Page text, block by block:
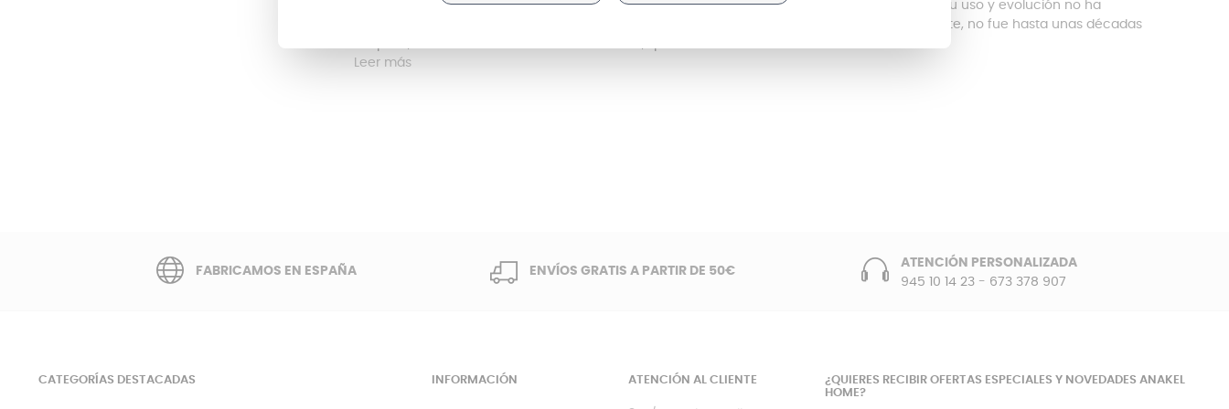
Desde que apareciera el primer horno de gas en 1826 y se popularizara su uso en el siglo XX, su uso y evolución no ha
cesado. A finales del siglo XIX surgieron los primeros modelos de hornos eléctricos , no obstante, no fue hasta unas décadas
Leer más
FABRICAMOS EN ESPAÑA ENVÍOS GRATIS A PARTIR DE 50€
ATENCIÓN PERSONALIZADA
945 10 14 23 - 673 378 907
CATEGORÍAS DESTACADAS INFORMACIÓN ATENCIÓN AL CLIENTE
¿QUIERES RECIBIR OFERTAS ESPECIALES Y NOVEDADES ANAKEL
HOME?